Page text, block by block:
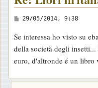
M
s
s
a
g
29/05/2014, 9:38
Se interessa ho visto su
della società degli
euro, d'altronde é un libro